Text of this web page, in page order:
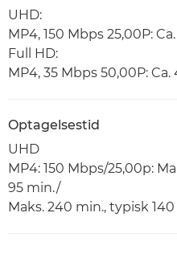
UHD:
MP4, 150 Mbps 25,00P:
Full HD:
MP4, 35 Mbps 50,00P: Ca.
Optagelsestid
UHD
MP4: 150 Mbps/25,00p:
95 min./
Maks. 240 min., typisk